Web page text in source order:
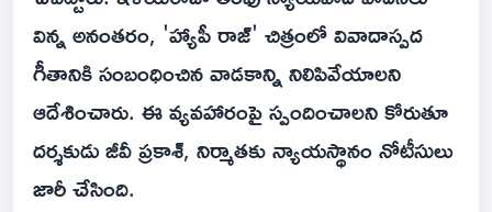
విన్న అనంతరం, 'హ్యాపీ రాజ్' చిత్రంలో వివాదాస్పద
గీతానికి సంబంధించిన వాడకాన్ని నిలిపివేయాలని
ఆదేశించారు. ఈ వ్యవహారంపై స్పందించాలని కోరుతూ
దర్శకుడు జీవీ ప్రకాశ్, నిర్మాతకు న్యాయస్థానం నోటీసులు
జారీ చేసింది.